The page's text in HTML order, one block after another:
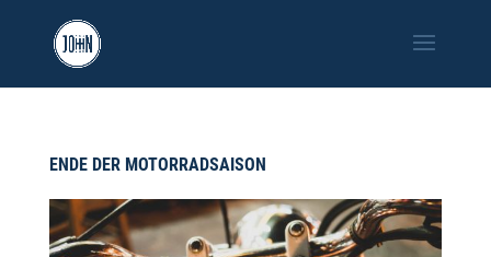
ENDE DER MOTORRADSAISON